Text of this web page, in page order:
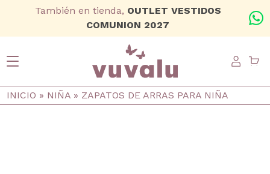
Ir al contenido principal
También en tienda, OUTLET VESTIDOS
COMUNION 2027
Ruta de navegación
INICIO NIÑA ZAPATOS DE ARRAS PARA NIÑA